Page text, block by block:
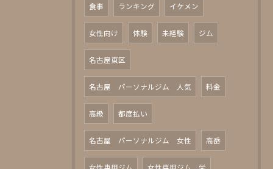
食事 ランキング イケメン
女性向け 体験 未経験 ジム
名古屋東区
名古屋 パーソナルジム 人気 料金
高級 都度払い
名古屋 パーソナルジム 女性 高岳